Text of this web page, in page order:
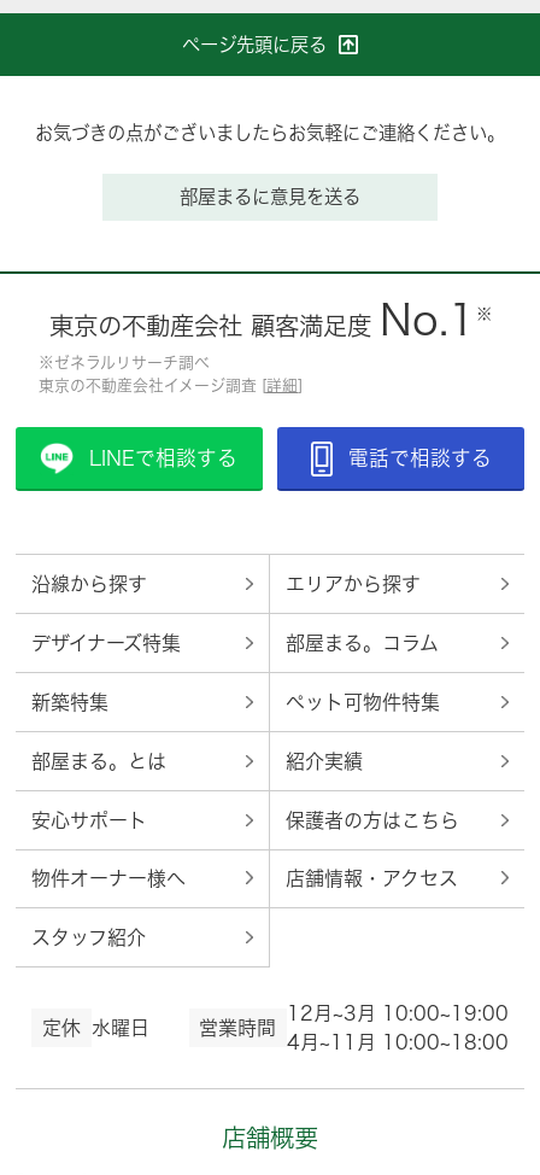
ページ先頭に戻る
お気づきの点がございましたらお気軽にご連絡ください。
部屋まるに意見を送る
東京の不動産会社 顧客満足度 No.1 ※
※ゼネラルリサーチ調べ
東京の不動産会社イメージ調査 [詳細]
LINEで相談する 電話で相談する
沿線から探す エリアから探す
デザイナーズ特集 部屋まる。コラム
新築特集 ペット可物件特集
部屋まる。とは 紹介実績
安心サポート 保護者の方はこちら
物件オーナー様へ 店舗情報・アクセス
スタッフ紹介
定休 水曜日 営業時間
12月~3月 10:00~19:00
4月~11月 10:00~18:00
店舗概要